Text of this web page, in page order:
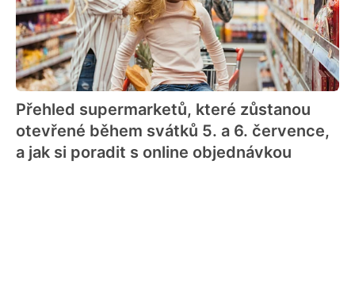
Přehled supermarketů, které zůstanou
otevřené během svátků 5. a 6. července,
a jak si poradit s online objednávkou